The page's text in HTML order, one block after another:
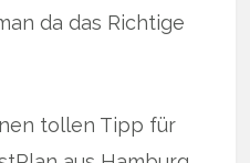
da das Richtige
tollen Tipp für